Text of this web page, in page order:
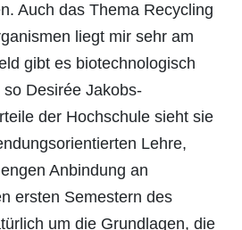
Auch das Thema Recycling
liegt mir sehr am
gibt es biotechnologisch
Desirée Jakobs-
der Hochschule sieht sie
Lehre,
Anbindung an
ersten Semestern des
um die Grundlagen, die